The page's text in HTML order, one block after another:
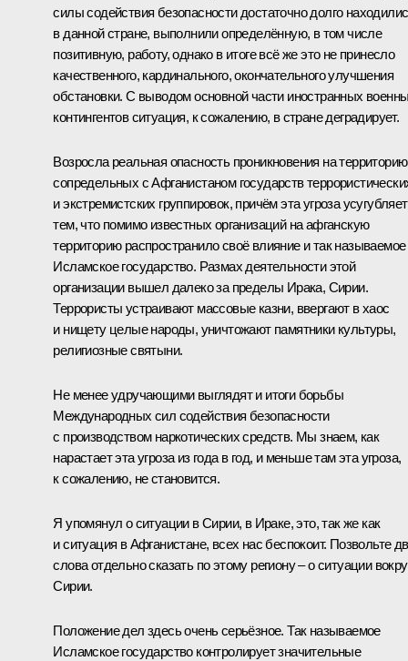
силы содействия безопасности достаточно долго
в данной стране, выполнили определённую, в том числе
позитивную, работу, однако в итоге всё же это не принесло
качественного, кардинального, окончательного улучшения
обстановки. С выводом основной части иностранных
контингентов ситуация, к сожалению, в стране деградирует.
Возросла реальная опасность проникновения на территорию
сопредельных с Афганистаном государств
и экстремистских группировок, причём эта угроза
тем, что помимо известных организаций на афганскую
территорию распространило своё влияние и так называемое
Исламское государство. Размах деятельности этой
организации вышел далеко за пределы Ирака, Сирии.
Террористы устраивают массовые казни, ввергают в хаос
и нищету целые народы, уничтожают памятники культуры,
религиозные святыни.
Не менее удручающими выглядят и итоги борьбы
Международных сил содействия безопасности
с производством наркотических средств. Мы знаем, как
нарастает эта угроза из года в год, и меньше там эта угроза,
к сожалению, не становится.
Я упомянул о ситуации в Сирии, в Ираке, это, так же как
и ситуация в Афганистане, всех нас беспокоит. Позвольте
слова отдельно сказать по этому региону – о ситуации
Сирии.
Положение дел здесь очень серьёзное. Так называемое
Исламское государство контролирует значительные